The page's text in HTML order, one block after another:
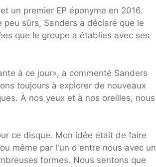
et un premier EP éponyme en 2016.
sûrs, Sanders a déclaré que le
que le groupe a établies avec ses
à ce jour», a commenté Sanders
toujours à explorer de nouveaux
À nos yeux et à nos oreilles, nous
ce disque. Mon idée était de faire
même par l'un d'entre nous avec un
formes. Nous sentons que